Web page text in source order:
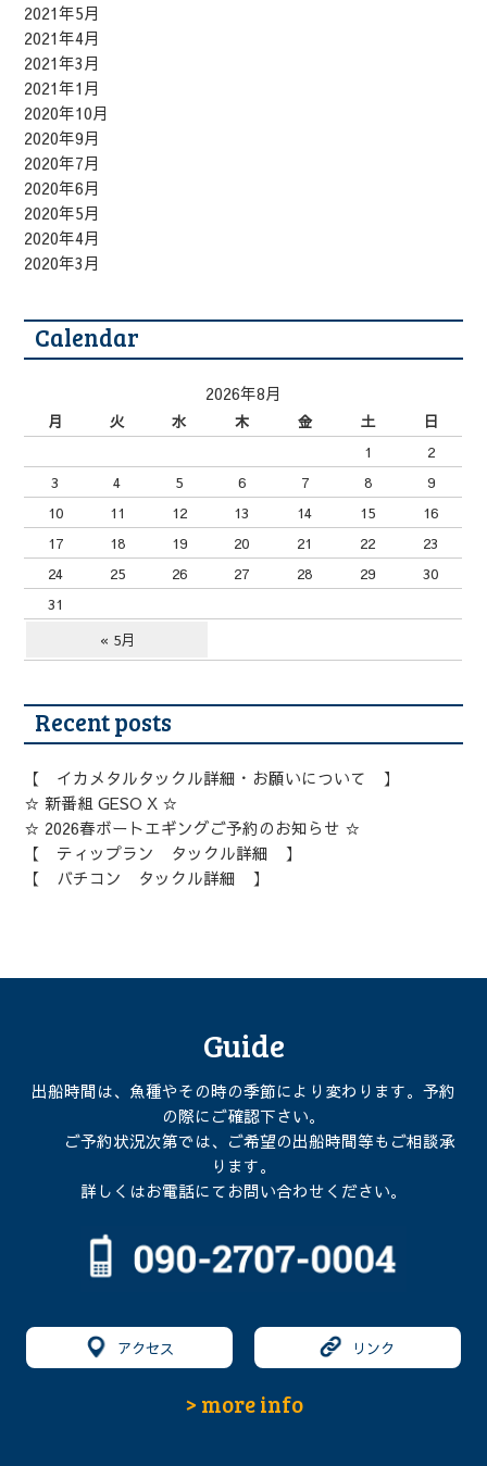
2021年5月
2021年4月
2021年3月
2021年1月
2020年10月
2020年9月
2020年7月
2020年6月
2020年5月
2020年4月
2020年3月
Calendar
2026年8月
月 火 水 木 金 土 日
« 5月
1
2
3
4 5 6 7 8
9
10
11 12 13 14 15
16
17
18 19 20 21 22
23
24
25 26 27 28 29
30
31
Recent posts
【 イカメタルタックル詳細・お願いについて 】
☆ 新番組 GESO X ☆
☆ 2026春ボートエギングご予約のお知らせ ☆
【 ティップラン タックル詳細 】
【 バチコン タックル詳細 】
Guide
出船時間は、魚種やその時の季節により変わります。予約
の際にご確認下さい。
ご予約状況次第では、ご希望の出船時間等もご相談承
ります。
詳しくはお電話にてお問い合わせください。
アクセス リンク
> more info